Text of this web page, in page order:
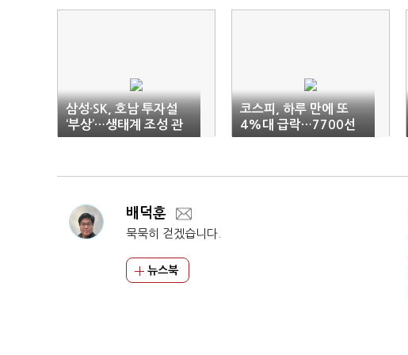
삼성·SK, 호남 투자설
‘부상’…생태계 조성 관
건
코스피, 하루 만에 또
4%대 급락…7700선
까지 후퇴
배덕훈
묵묵히 걷겠습니다.
뉴스북